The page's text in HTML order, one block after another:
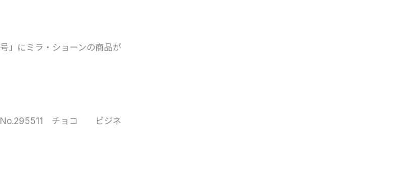
」にミラ・ショーンの商品が
No.295511 チョコ ビジネ